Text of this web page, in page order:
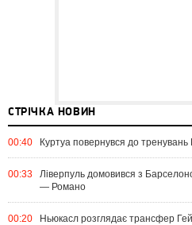
СТРІЧКА НОВИН
00:40 Куртуа повернувся до
00:33
Ліверпуль домовився з
— Романо
00:20 Ньюкасл розглядає трансфер